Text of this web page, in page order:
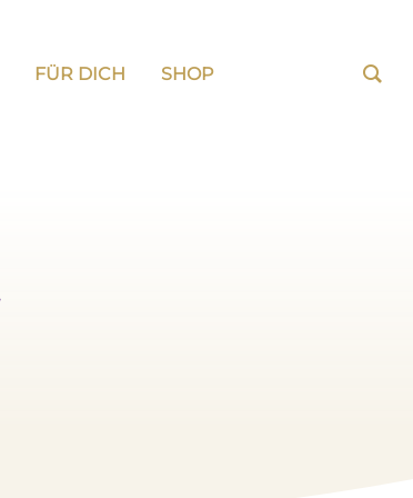
FÜR DICH SHOP